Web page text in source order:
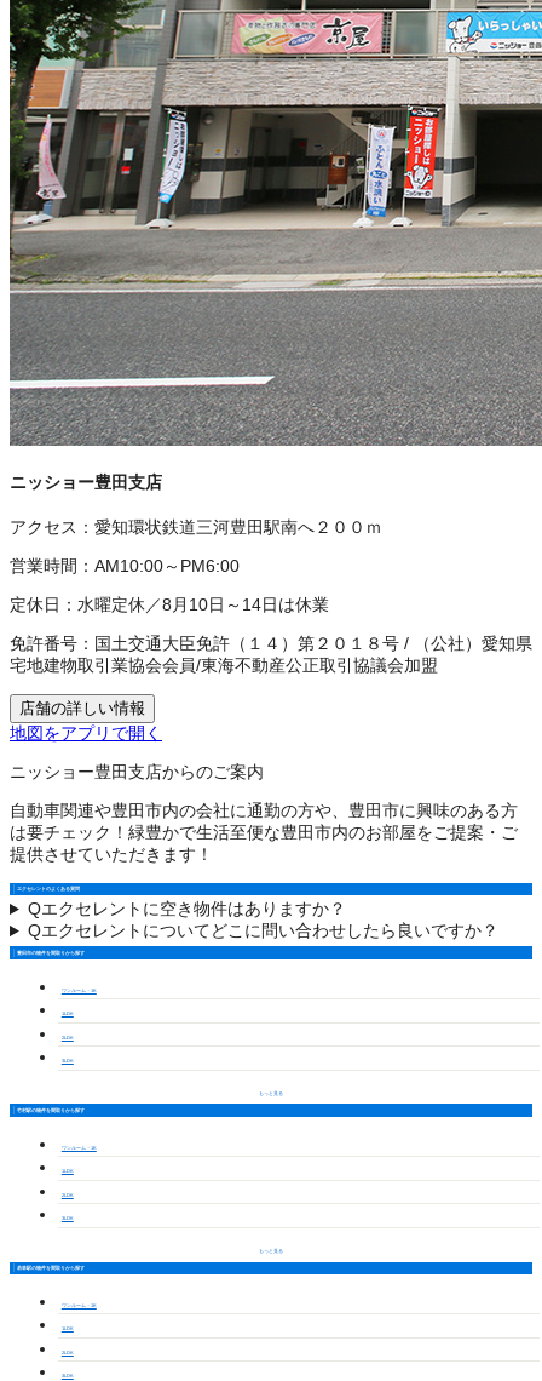
ニッショー豊田支店
アクセス： 愛知環状鉄道三河豊田駅南へ２００ｍ
営業時間： AM10:00～PM6:00
定休日： 水曜定休／8月10日～14日は休業
免許番号： 国土交通大臣免許（１４）第２０１８号 /
（公社）愛知県
宅地建物取引業協会会員/東海不動産公正取引協議会加盟
店舗の詳しい情報
地図をアプリで開く
ニッショー豊田支店からのご案内
自動車関連や豊田市内の会社に通勤の方や、豊田市に興味のある方
は要チェック！緑豊かで生活至便な豊田市内のお部屋をご提案・ご
提供させていただきます！
エクセレントのよくある質問
Qエクセレントに空き物件はありますか？
Qエクセレントについてどこに問い合わせしたら良いですか？
豊田市の物件を間取りから探す
ワンルーム・1K
1LDK
2LDK
3LDK
もっと見る
竹村駅の物件を間取りから探す
ワンルーム・1K
1LDK
2LDK
3LDK
もっと見る
若林駅の物件を間取りから探す
ワンルーム・1K
1LDK
2LDK
3LDK